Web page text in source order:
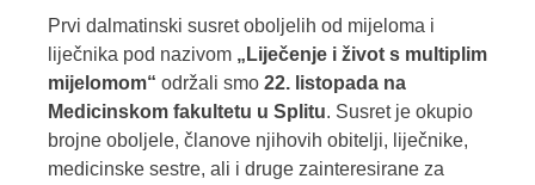
Prvi dalmatinski susret oboljelih od mijeloma i
liječnika pod nazivom „Liječenje i život s multiplim
mijelomom“ održali smo 22. listopada na
Medicinskom fakultetu u Splitu. Susret je okupio
brojne oboljele, članove njihovih obitelji, liječnike,
medicinske sestre, ali i druge zainteresirane za